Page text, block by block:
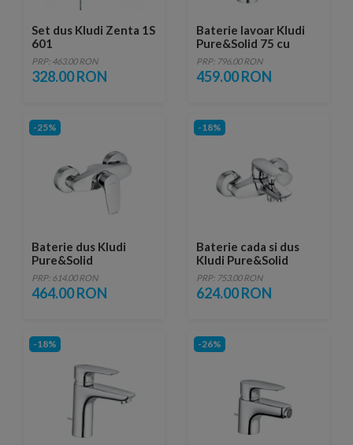
Set dus Kludi Zenta 1S
601
PRP: 463.00 RON
328.00 RON
Baterie lavoar Kludi
Pure&Solid 75 cu
ventil metalic pop-up
PRP: 796.00 RON
459.00 RON
-25%
Baterie dus Kludi
Pure&Solid
PRP: 614.00 RON
464.00 RON
-18%
Baterie cada si dus
Kludi Pure&Solid
PRP: 753.00 RON
624.00 RON
-18% -26%